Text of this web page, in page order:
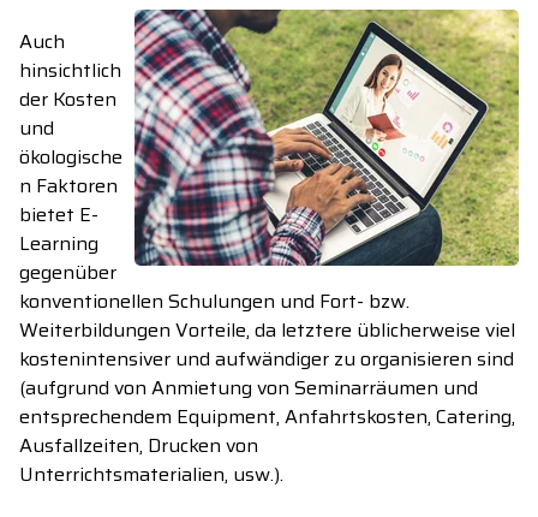
Auch
hinsichtlich
der Kosten
und
ökologische
n Faktoren
bietet E-
Learning
gegenüber
konventionellen Schulungen und Fort- bzw.
Weiterbildungen Vorteile, da letztere üblicherweise viel
kostenintensiver und aufwändiger zu organisieren sind
(aufgrund von Anmietung von Seminarräumen und
entsprechendem Equipment, Anfahrtskosten, Catering,
Ausfallzeiten, Drucken von
Unterrichtsmaterialien, usw.).